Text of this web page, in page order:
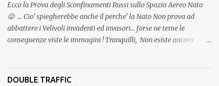
Ecco la Prova degli Sconfinamenti Russi sullo Spazio Aereo Nato
😛 ... Cio' spiegherebbe anche il perche' la Nato Non prova ad
abbattere i Velivoli invadenti ed invasori... forse ne teme le
conseguenze viste le immagini ! Tranquilli, Non esiste ancora
ancora una fantasia Nato o forse una "False Flag", per provocare
DOUBLE TRAFFIC